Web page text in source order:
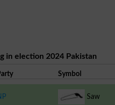
in election 2024 Pakistan
Symbol
Saw